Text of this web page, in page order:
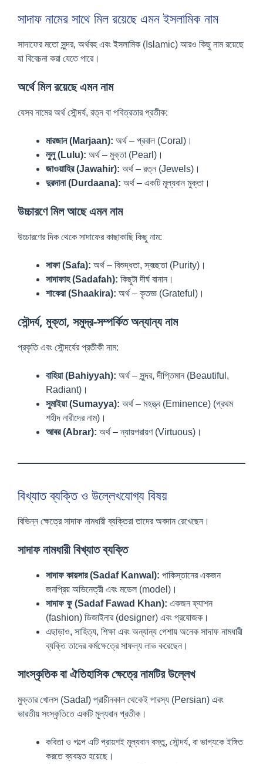
সাদাফ নামের সাথে মিল রয়েছে এমন ইসলামিক নাম
সাদাফের মতো সুন্দর, অর্থবহ এবং ইসলামিক (Islamic) আরও কিছু নাম রয়েছে
যা বিবেচনা করা যেতে পারে।
অর্থে মিল রয়েছে এমন নাম
যেসব নামের অর্থ সৌন্দর্য, রত্ন বা পবিত্রতার প্রতীক:
মারজান (Marjaan): অর্থ – প্রবাল (Coral)।
লুলু (Lulu): অর্থ – মুক্তা (Pearl)।
জাওয়াহির (Jawahir): অর্থ – রত্ন (Jewels)।
দুরদানা (Durdaana): অর্থ – একটি মূল্যবান মুক্তা।
উচ্চারণে মিল আছে এমন নাম
উচ্চারণের দিক থেকে সাদাফের কাছাকাছি কিছু নাম:
সাফা (Safa): অর্থ – বিশুদ্ধতা, স্বচ্ছতা (Purity)।
সাদাফাহ (Sadafah): কিছুটা দীর্ঘ বানান।
শাকেরা (Shaakira): অর্থ – কৃতজ্ঞ (Grateful)।
সৌন্দর্য, মুক্তা, সমুদ্র-সম্পর্কিত অন্যান্য নাম
প্রকৃতি এবং সৌন্দর্যের প্রতীকী নাম:
বাহিয়া (Bahiyyah): অর্থ – সুন্দর, দীপ্তিমান (Beautiful,
Radiant)।
সুমাইয়া (Sumayya): অর্থ – মহত্ত্ব (Eminence) (প্রথম
শহীদ নারীদের নাম)।
আবর (Abrar): অর্থ – ন্যায়পরায়ণ (Virtuous)।
বিখ্যাত ব্যক্তি ও উল্লেখযোগ্য বিষয়
বিভিন্ন ক্ষেত্রে সাদাফ নামধারী ব্যক্তিরা তাদের অবদান রেখেছেন।
সাদাফ নামধারী বিখ্যাত ব্যক্তি
সাদাফ কায়সার (Sadaf Kanwal): পাকিস্তানের একজন
জনপ্রিয় অভিনেত্রী এবং মডেল (model)।
সাদাফ ফু (Sadaf Fawad Khan): একজন ফ্যাশন
(fashion) ডিজাইনার (designer) এবং প্রযোজক।
এছাড়াও, সাহিত্য, শিক্ষা এবং অন্যান্য পেশায় অনেক সাদাফ নামধারী
ব্যক্তি তাদের কর্মক্ষেত্রে সাফল্য লাভ করেছেন।
সাংস্কৃতিক বা ঐতিহাসিক ক্ষেত্রে নামটির উল্লেখ
মুক্তার খোলস (Sadaf) প্রাচীনকাল থেকেই পারস্য (Persian) এবং
ভারতীয় সংস্কৃতিতে একটি মূল্যবান প্রতীক।
কবিতা ও গল্পে এটি প্রায়শই মূল্যবান বস্তু, সৌন্দর্য, বা ভাগ্যকে ইঙ্গিত
করতে ব্যবহৃত হয়েছে।